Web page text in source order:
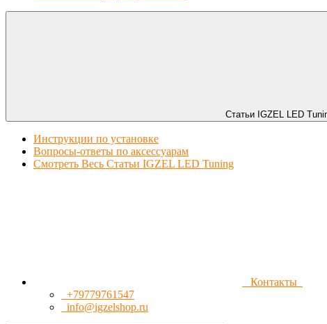
Статьи IGZEL LED
Инструкции по установке
Вопросы-ответы по аксессуарам
Смотреть Весь Статьи IGZEL LED Tuning
Контакты
+79779761547
info@igzelshop.ru